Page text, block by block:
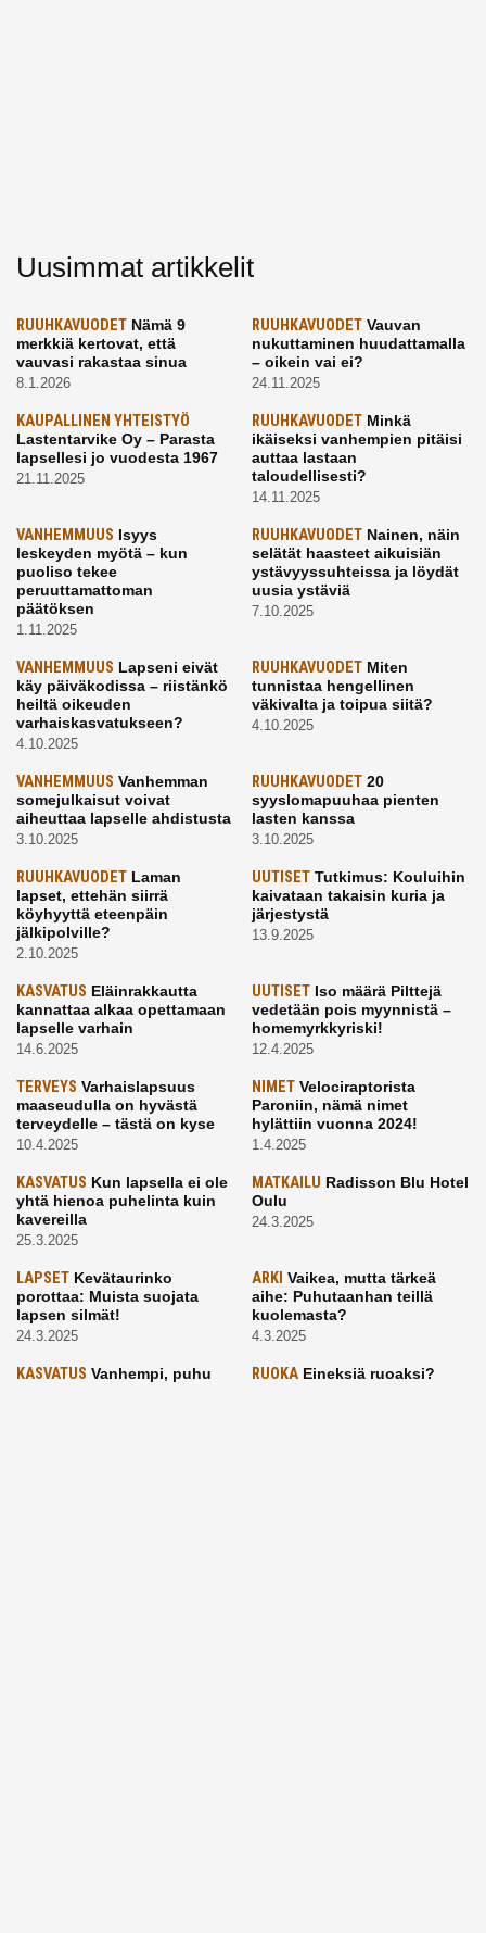
Uusimmat artikkelit
RUUHKAVUODET Nämä 9
merkkiä kertovat, että
vauvasi rakastaa sinua
8.1.2026
RUUHKAVUODETVauvan
nukuttaminen huudattamalla
– oikein vai ei?
24.11.2025
KAUPALLINEN YHTEISTYÖ
Lastentarvike Oy – Parasta
lapsellesi jo vuodesta 1967
21.11.2025
RUUHKAVUODETMinkä
ikäiseksi vanhempien pitäisi
auttaa lastaan
taloudellisesti?
14.11.2025
VANHEMMUUS Isyys
leskeyden myötä – kun
puoliso tekee
peruuttamattoman
päätöksen
1.11.2025
RUUHKAVUODETNainen, näin
selätät haasteet aikuisiän
ystävyyssuhteissa ja löydät
uusia ystäviä
7.10.2025
VANHEMMUUS Lapseni eivät
käy päiväkodissa – riistänkö
heiltä oikeuden
varhaiskasvatukseen?
4.10.2025
RUUHKAVUODETMiten
tunnistaa hengellinen
väkivalta ja toipua siitä?
4.10.2025
VANHEMMUUS Vanhemman
somejulkaisut voivat
aiheuttaa lapselle ahdistusta
3.10.2025
RUUHKAVUODET20
syyslomapuuhaa pienten
lasten kanssa
3.10.2025
RUUHKAVUODET Laman
lapset, ettehän siirrä
köyhyyttä eteenpäin
jälkipolville?
2.10.2025
UUTISETTutkimus: Kouluihin
kaivataan takaisin kuria ja
järjestystä
13.9.2025
KASVATUS Eläinrakkautta
kannattaa alkaa opettamaan
lapselle varhain
14.6.2025
UUTISETIso määrä Pilttejä
vedetään pois myynnistä –
homemyrkkyriski!
12.4.2025
TERVEYS Varhaislapsuus
maaseudulla on hyvästä
terveydelle – tästä on kyse
10.4.2025
NIMETVelociraptorista
Paroniin, nämä nimet
hylättiin vuonna 2024!
1.4.2025
KASVATUS Kun lapsella ei ole
yhtä hienoa puhelinta kuin
kavereilla
25.3.2025
MATKAILU Radisson Blu Hotel
Oulu
24.3.2025
LAPSET Kevätaurinko
porottaa: Muista suojata
lapsen silmät!
24.3.2025
ARKI Vaikea, mutta tärkeä
aihe: Puhutaanhan teillä
kuolemasta?
4.3.2025
KASVATUS Vanhempi, puhu
RUOKAEineksiä ruoaksi?